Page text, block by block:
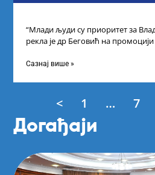
“Млади људи су приоритет за
рекла је др Беговић на промоцији
Сазнај више »
< 1 … 7
Догађаји